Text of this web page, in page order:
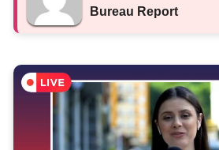
Bureau Report